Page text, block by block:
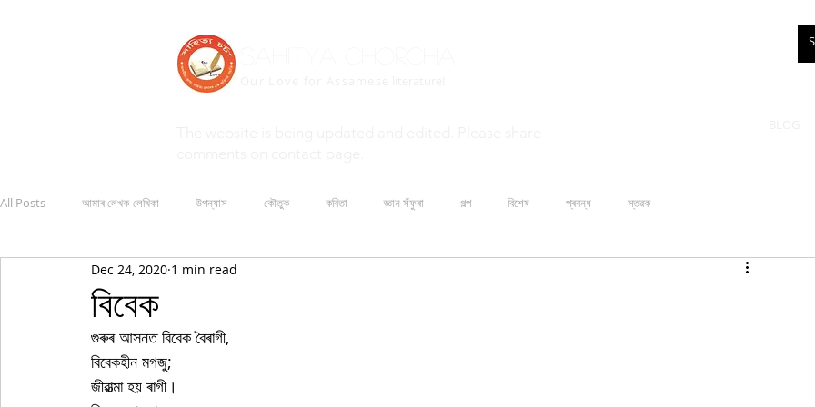
All Posts আমাৰ লেখক-লেখিকা উপন্যাস কৌতুক কবিতা জ্ঞান সঁফুৰা গল্প বিশেষ প্ৰবন্ধ স্তৱক
বিবেক
Dec 24, 2020 1 min read
গুৰুৰ আসনত বিবেক বৈৰাগী,
বিবেকহীন মগজু;
জীৱাত্মা হয় ৰাগী।